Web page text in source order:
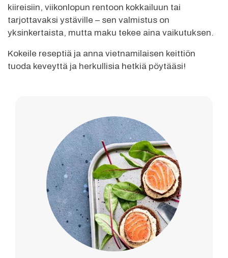
kiireisiin, viikonlopun rentoon kokkailuun tai
tarjottavaksi ystäville – sen valmistus on
yksinkertaista, mutta maku tekee aina vaikutuksen.
Kokeile reseptiä ja anna vietnamilaisen keittiön
tuoda keveyttä ja herkullisia hetkiä pöytääsi!